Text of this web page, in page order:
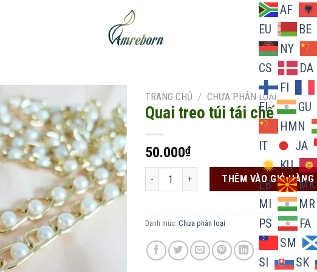
AF
EU
BE
NY
CS
DA
FI
EL
GU
HMN
IT
JA
KU
LB
MK
MI
MR
PS
FA
SM
SI
SK
Add to
wishlist
TRANG CHỦ / CHƯA PHÂN LOẠI
Quai treo túi tái chế
50.000₫
Quai treo túi tái chế số lượngTHÊM VÀO GIỎ HÀNG
Danh mục: Chưa phân loại